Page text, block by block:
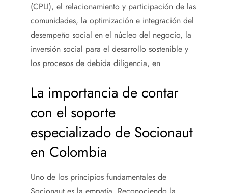
(CPLI), el relacionamiento y participación de las
comunidades, la optimización e integración del
desempeño social en el núcleo del negocio, la
inversión social para el desarrollo sostenible y
los procesos de debida diligencia, en
La importancia de contar
con el soporte
especializado de Socionaut
en Colombia
Uno de los principios fundamentales de